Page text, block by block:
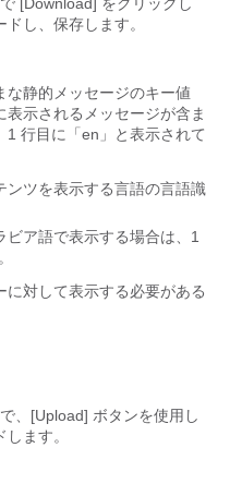
し、保存します。
な静的メッセージのキー値
示されるメッセージが含ま
1 行目に「en」と表示されて
ンツを表示する言語の言語識
ア語で表示する場合は、1
対して表示する必要がある
、[Upload] ボタンを使用し
ます。